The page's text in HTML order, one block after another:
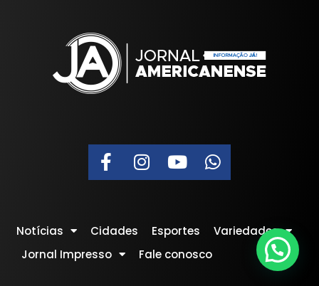
Notícias Cidades Esportes
Variedades
Jornal Impresso
Fale conosco